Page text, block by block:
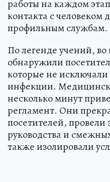
работы на каждом
контакта с человеком
профильным службам.
По легенде учений,
обнаружили
которые не
инфекции.
несколько минут
регламент. Они
посетителей,
руководства и
также изолировали